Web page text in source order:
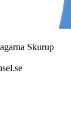
Skurup